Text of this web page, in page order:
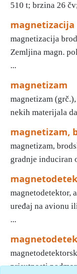
510 t; brzina 26
magnetizacija
Zemljina magn.
...
magnetizam
magnetizam
nekih materijala
magnetizam,
magnetizam,
gradnje induciran
magnetodetektor,
uređaj na avionu
...
prisutnosti